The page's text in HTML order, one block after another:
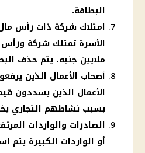
البطاقة.
امتلاك شركة ذات رأس
ملايين جنيه، يتم حذف
أصحاب الأعمال الذين
الأعمال الذين يسددون
بسبب نشاطهم التجاري
الصادرات والواردات
أو الواردات الكبيرة يتم